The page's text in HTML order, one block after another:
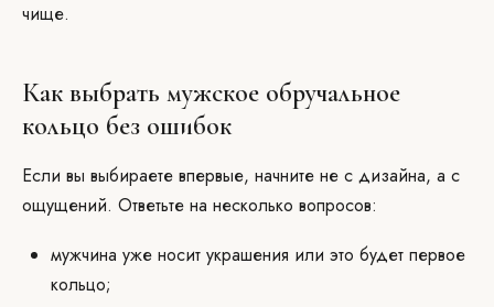
чище.
Как выбрать мужское обручальное
кольцо без ошибок
Если вы выбираете впервые, начните не с дизайна, а с
ощущений. Ответьте на несколько вопросов:
мужчина уже носит украшения или это будет первое
кольцо;